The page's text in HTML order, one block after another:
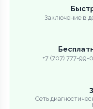
Заключение в
+7 (707) 777-99-
Сеть